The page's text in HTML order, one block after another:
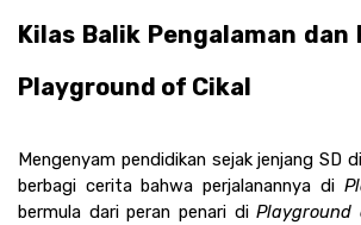
Kilas Balik Pengalaman dan
Playground of Cikal
Mengenyam pendidikan sejak jenjang SD
berbagi cerita bahwa perjalanannya di
bermula dari peran penari di